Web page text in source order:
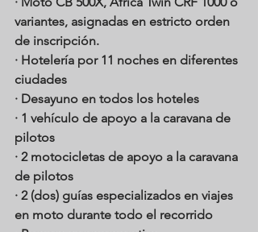
variantes, asignadas en estricto orden
de inscripción.
· Hotelería por 11 noches en diferentes
ciudades
· Desayuno en todos los hoteles
· 1 vehículo de apoyo a la caravana de
pilotos
· 2 motocicletas de apoyo a la caravana
de pilotos
· 2 (dos) guías especializados en viajes
en moto durante todo el recorrido